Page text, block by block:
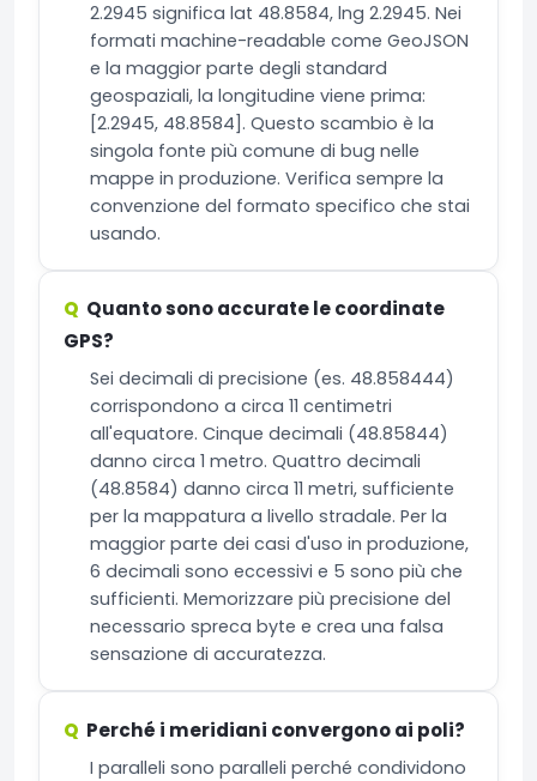
2.2945 significa lat 48.8584, lng 2.2945. Nei
formati machine-readable come GeoJSON
e la maggior parte degli standard
geospaziali, la longitudine viene prima:
[2.2945, 48.8584]. Questo scambio è la
singola fonte più comune di bug nelle
mappe in produzione. Verifica sempre la
convenzione del formato specifico che stai
usando.
Quanto sono accurate le coordinate
GPS?
Sei decimali di precisione (es. 48.858444)
corrispondono a circa 11 centimetri
all'equatore. Cinque decimali (48.85844)
danno circa 1 metro. Quattro decimali
(48.8584) danno circa 11 metri, sufficiente
per la mappatura a livello stradale. Per la
maggior parte dei casi d'uso in produzione,
6 decimali sono eccessivi e 5 sono più che
sufficienti. Memorizzare più precisione del
necessario spreca byte e crea una falsa
sensazione di accuratezza.
Perché i meridiani convergono ai poli?
I paralleli sono paralleli perché condividono